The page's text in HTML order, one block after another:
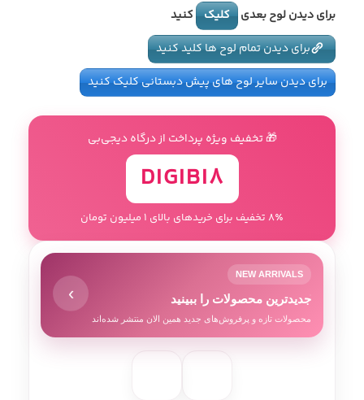
برای دیدن لوح بعدی
کلیک کنید
برای دیدن تمام لوح ها کلید کنید
برای دیدن سایر لوح های پیش دبستانی کلیک کنید
🎁 تخفیف ویژه پرداخت از درگاه دیجی‌بی
DIGIBI8
8٪ تخفیف برای خریدهای بالای 1 میلیون تومان
NEW ARRIVALS
جدیدترین محصولات را ببینید
محصولات تازه و پرفروش‌های جدید همین الان منتشر شده‌اند
›